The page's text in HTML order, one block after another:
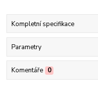
Kompletní specifikace
Parametry
Komentáře 0